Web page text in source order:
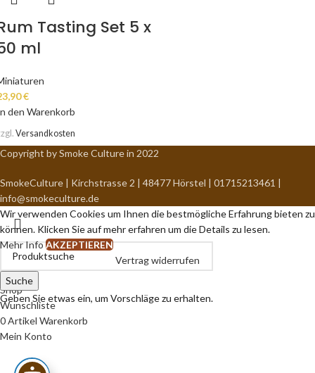
Tasting Set 5 x
ml
€
den Warenkorb
Versandkosten
Copyright by Smoke Culture in 2022
SmokeCulture | Kirchstrasse 2 | 48477 Hörstel | 01715213461 |
info@smokeculture.de
Suche
Geben Sie etwas ein, um Vorschläge zu erhalten.
Wir verwenden Cookies um Ihnen die bestmögliche Erfahrung bieten zu
können. Klicken Sie auf mehr erfahren um die Details zu lesen.
Mehr InfoAKZEPTIEREN
Vertrag widerrufen
Shop
Wunschliste
0Artikel Warenkorb
Mein Konto